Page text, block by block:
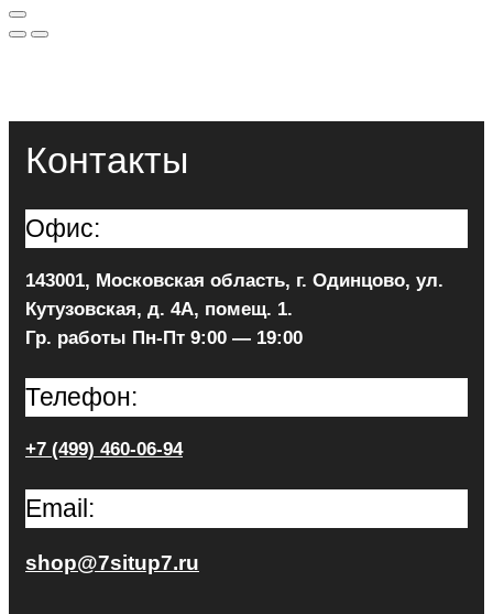
Контакты
Офис:
143001, Московская область, г. Одинцово, ул.
Кутузовская, д. 4А, помещ. 1.
Гр. работы Пн-Пт 9:00 — 19:00
Телефон:
+7 (499) 460-06-94
Email:
shop@7situp7.ru